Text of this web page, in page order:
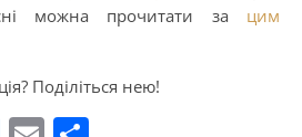
можна прочитати за цим
Поділіться нею!